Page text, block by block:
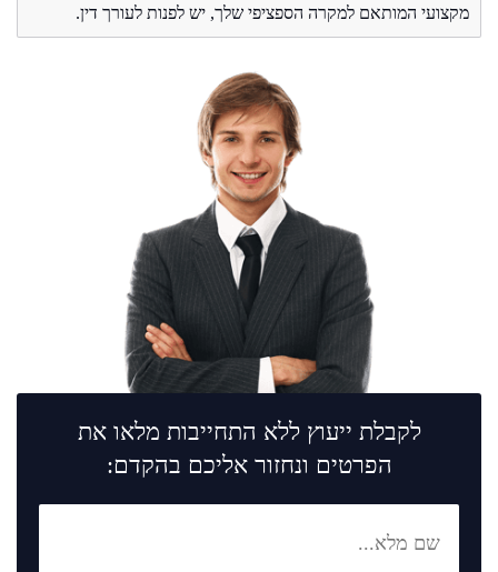
מקצועי המותאם למקרה הספציפי שלך, יש לפנות לעורך דין.
לקבלת ייעוץ ללא התחייבות מלאו את
הפרטים ונחזור אליכם בהקדם: